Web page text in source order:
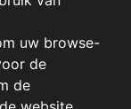
uw browse-
de
de